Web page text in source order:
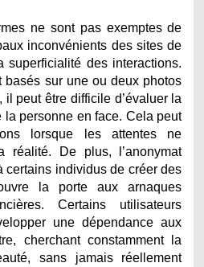
ne sont pas exemptes de
inconvénients des sites de
superficialité des interactions.
basés sur une ou deux photos
peut être difficile d’évaluer la
personne en face. Cela peut
lorsque les attentes ne
réalité. De plus, l’anonymat
certains individus de créer des
la porte aux arnaques
Certains utilisateurs
une dépendance aux
cherchant constamment la
sans jamais réellement